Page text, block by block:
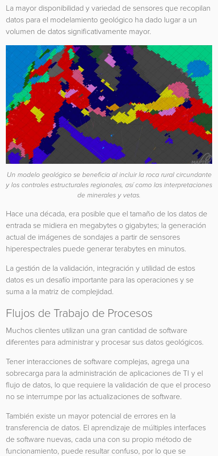
La mayor disponibilidad y variedad de sensores que recopilan
datos para el modelamiento geológico ha dado lugar a un
volumen de datos significativamente mayor.
Un modelo geológico se beneficia al incluir la roca rural circundante
y los controles estructurales regionales, así como las interpretaciones
de minerales y vetas.
Hace una década, era posible que el tamaño de los datos de
entrada se midiera en megabytes o gigabytes; la generación
actual de imágenes de sondajes a partir de sensores
hiperespectrales puede generar terabytes en minutos.
La gestión de la validación, integración y utilidad de estos
datos es un desafío importante para las operaciones y se
suma a la matriz de complejidad.
Flujos de Trabajo de Procesos
Muchos clientes utilizan una gran cantidad de software
diferentes para administrar y procesar sus datos geológicos.
Tener interacciones de software complejas, agrega una
sobrecarga para la administración de aplicaciones de TI y el
flujo de datos, lo que requiere la validación de que el proceso
no se interrumpe por las actualizaciones de software.
También existe un mayor potencial de errores en la
transferencia de datos. El aprendizaje de múltiples interfaces
de software nuevas, cada una con su propio método de
funcionamiento, puede resultar confuso, por lo que se